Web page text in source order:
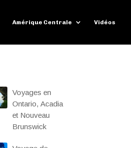
Amérique Centrale Vidéos
Voyages en
Ontario, Acadia
et Nouveau
Brunswick